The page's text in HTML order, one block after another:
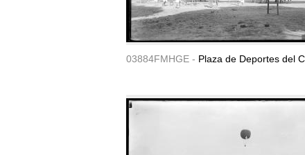
03884FMHGE - Plaza de Deportes del